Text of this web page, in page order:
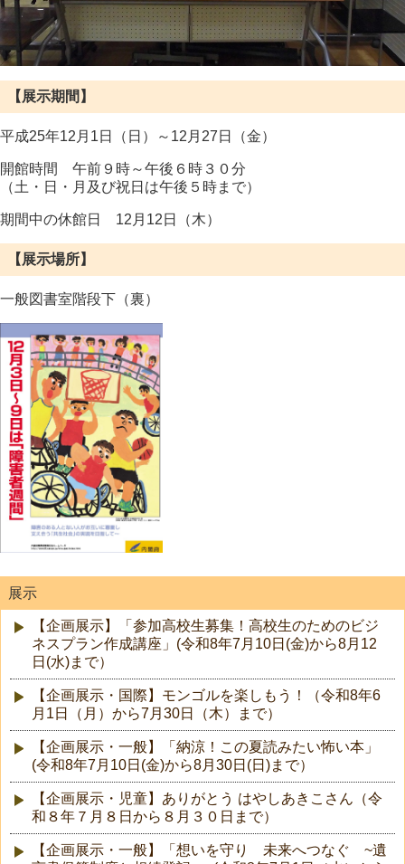
【展示期間】
平成25年12月1日（日）～12月27日（金）
開館時間 午前９時～午後６時３０分
（土・日・月及び祝日は午後５時まで）
期間中の休館日 12月12日（木）
【展示場所】
一般図書室階段下（裏）
展示
【企画展示】「参加高校生募集！高校生のためのビジ
ネスプラン作成講座」(令和8年7月10日(金)から8月12
日(水)まで）
【企画展示・国際】モンゴルを楽しもう！（令和8年6
月1日（月）から7月30日（木）まで）
【企画展示・一般】「納涼！この夏読みたい怖い本」
(令和8年7月10日(金)から8月30日(日)まで）
【企画展示・児童】ありがとう はやしあきこさん（令
和８年７月８日から８月３０日まで）
【企画展示・一般】「想いを守り 未来へつなぐ ~遺